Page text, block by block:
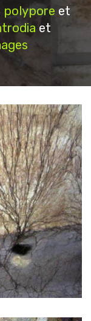
polypore et
et